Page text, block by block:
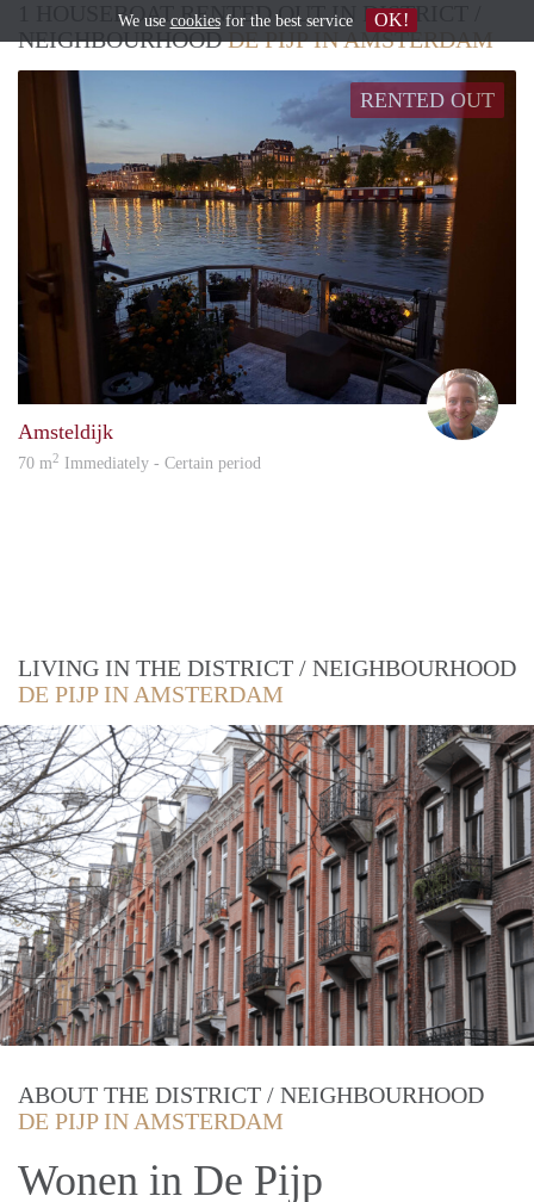
1 HOUSEBOAT RENTED OUT IN DISTRICT /
NEIGHBOURHOODDE PIJP IN AMSTERDAM
RENTED OUT
Amsteldijk
70 m2 Immediately - Certain period
LIVING IN THE DISTRICT / NEIGHBOURHOOD
DE PIJP IN AMSTERDAM
ABOUT THE DISTRICT / NEIGHBOURHOOD
DE PIJP IN AMSTERDAM
Wonen in De Pijp
We use cookiesfor the best service OK!